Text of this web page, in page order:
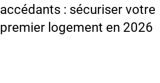
accédants : sécuriser votre
premier logement en 2026